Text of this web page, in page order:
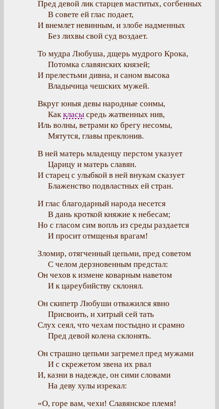
Пред девой лик старцев маститых, согбенных
В совете ей глас подает,
И внемлет невинным, и злобе надменных
Без лихвы свой суд воздает.
То мудра Любуша, дщерь мудрого Крока,
Потомка славянских князей;
И прелестьми дивна, и саном высока
Владычица чешских мужей.
Вкруг юныя девы народные сонмы,
Каккласы средь жатвенных нив,
Иль волны, ветрами ко брегу несомы,
Мятутся, главы преклонив.
В ней матерь младенцу перстом указует
Царицу и матерь славян.
И старец с улыбкой в ней внукам сказует
Блаженство подвластных ей стран.
И глас благодарный народа несется
В дань кроткой княжие к небесам;
Но с гласом сим вопль из среды раздается
И просит отмщенья врагам!
Зломир, отягченный цепьми, пред советом
С челом дерзновенным предстал:
Он чехов к измене коварным наветом
И к цареубийству склонял.
Он скипетр Любуши отважился явно
Присвоить, и хитрый сей тать
Слух сеял, что чехам постыдно и срамно
Пред девой колена склонять.
Он страшно цепьми загремел пред мужами
И с скрежетом звена их рвал
И, казни в надежде, он сими словами
На деву хулы изрекал:
«О, горе вам, чехи! Славянское племя!